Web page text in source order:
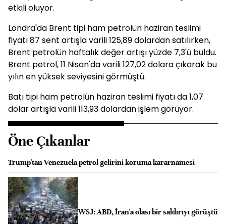
etkili oluyor.
Londra'da Brent tipi ham petrolün haziran teslimi
fiyatı 87 sent artışla varili 125,89 dolardan satılırken,
Brent petrolün haftalık değer artışı yüzde 7,3'ü buldu.
Brent petrol, 11 Nisan'da varili 127,02 dolara çıkarak bu
yılın en yüksek seviyesini görmüştü.
Batı tipi ham petrolün haziran teslimi fiyatı da 1,07
dolar artışla varili 113,93 dolardan işlem görüyor.
Öne Çıkanlar
Trump'tan Venezuela petrol gelirini koruma kararnamesi
WSJ: ABD, İran'a olası bir saldırıyı görüştü